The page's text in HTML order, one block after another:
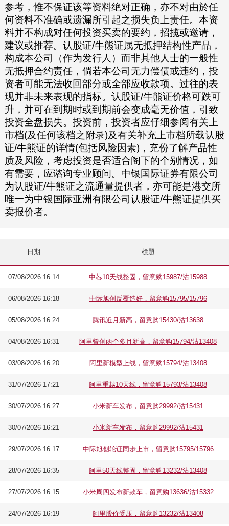
参考，惟不保证该等资料绝对正确，亦不对由於任
何资料不准确或遗漏所引起之损失负上责任。本资
料并不构成对任何投资买卖的要约，招揽或邀请，
建议或推荐。认股证/牛熊证属无抵押结构性产品，
构成本公司（作为发行人）而非其他人士的一般性
无抵押合约责任，倘若本公司无力偿债或违约，投
资者可能无法收回部分或全部应收款项。过往的表
现并非未来表现的指标。认股证/牛熊证价格可跌可
升，并可在到期时或到期前会变成毫无价值，引致
投资全盘损失。投资前，投资者应仔细参阅有关上
市档(及任何该档之附录)及有关补充上市档所载认股
证/牛熊证的详情(包括风险因素)，充份了解产品性
质及风险，考虑投资是否适合阁下的个别情况，如
有需要，应谘询专业顾问。中银国际证券有限公司
为认股证/牛熊证之流通量提供者，亦可能是港交所
唯一为中银国际亚洲有限公司认股证/牛熊证提供买
卖报价者。
日期 標題
07/08/2026 16:14 中芯10天线整固，留意购15987/沽15988
06/08/2026 16:18 中际旭创反覆造好，留意购15795/15796
05/08/2026 16:24 腾讯近月新高，留意购15430/沽13638
04/08/2026 16:31 阿里曾创两个多月新高，留意购15794/沽13408
03/08/2026 16:20 阿里新模型上线，留意购15794/沽13408
31/07/2026 17:21 阿里重越10天线，留意购15793/沽13408
30/07/2026 16:27 小米新车发布，留意购29992/沽15431
30/07/2026 16:21 小米新车发布，留意购29992/沽15431
29/07/2026 16:17 中际旭创轮证同步上市，留意购15795/15796
28/07/2026 16:35 阿里50天线整固，留意购13232/沽13408
27/07/2026 16:15 小米周四发布新款车，留意购13636/沽15332
24/07/2026 16:19 阿里股价受压，留意购13232/沽13408